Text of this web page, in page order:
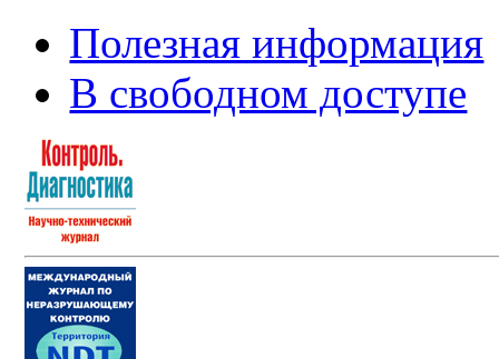
Полезная информация
В свободном доступе